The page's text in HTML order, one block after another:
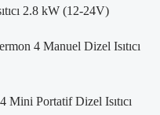
2.8 kW (12-24V)
4 Manuel Dizel Isıtıcı
Mini Portatif Dizel Isıtıcı